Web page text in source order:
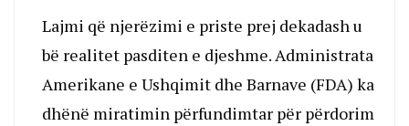
Lajmi që njerëzimi e priste prej dekadash u
bë realitet pasditen e djeshme. Administrata
Amerikane e Ushqimit dhe Barnave (FDA) ka
dhënë miratimin përfundimtar për përdorim